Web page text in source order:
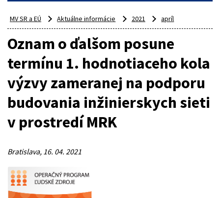
MV SR a EÚ Aktuálne informácie 2021 apríl
Oznam o ďalšom posune
termínu 1. hodnotiaceho kola
výzvy zameranej na podporu
budovania inžinierskych sieti
v prostredí MRK
Bratislava, 16. 04. 2021